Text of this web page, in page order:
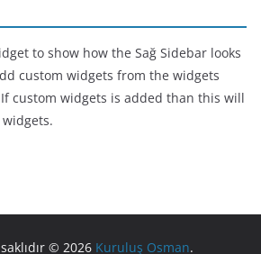
to show how the Sağ Sidebar looks
custom widgets from the widgets
custom widgets is added than this will
© 2026 Kuruluş Osman.